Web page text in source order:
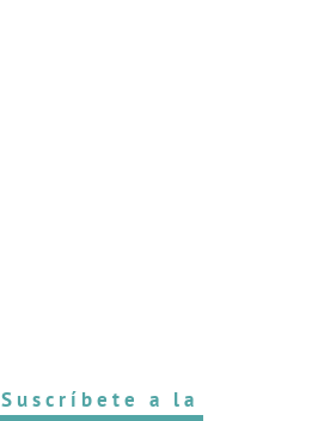
Suscríbete a la